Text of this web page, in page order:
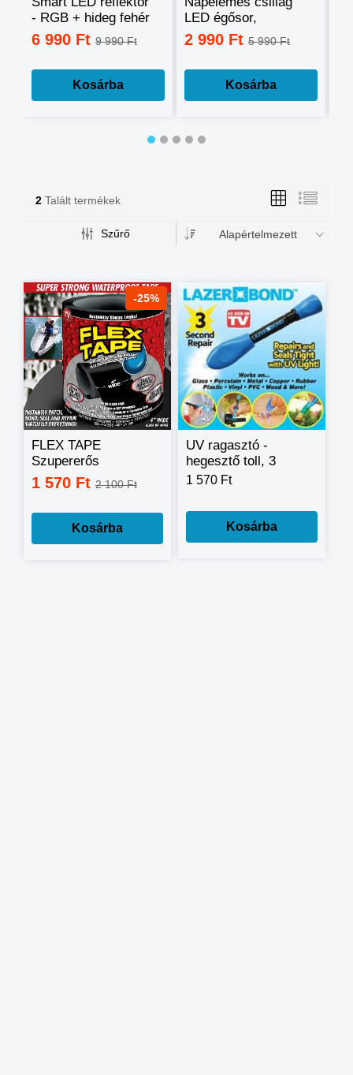
- RGB + hideg fehér
+ meleg fehér, okos
telefonnal
6 990 Ft 9 990 Ft
Kosárba
LED égősor,
fényfüzér
2 990 Ft 5 990 Ft
Kosárba
2 Talált termékek
Szűrő Alapértelmezett
-25%
FLEX TAPE
Szupererős
ragasztószalag,Gumírozott
vízálló szalag
1 570 Ft 2 100 Ft
Kosárba
UV ragasztó -
hegesztő toll, 3
másodperces
SECOND
1 570 Ft
Kosárba